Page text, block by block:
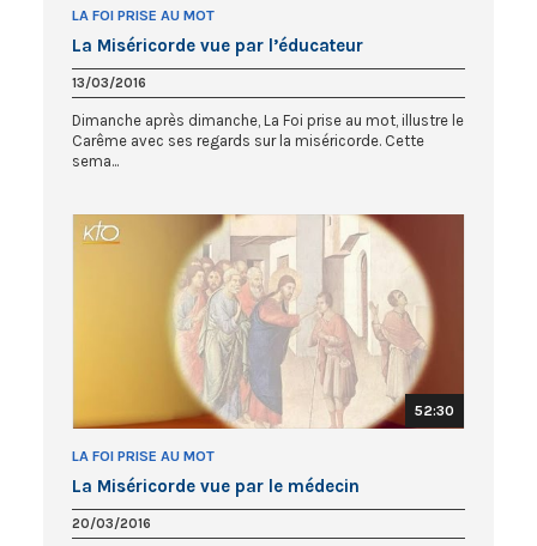
LA FOI PRISE AU MOT
La Miséricorde vue par l’éducateur
13/03/2016
Dimanche après dimanche, La Foi prise au mot, illustre le
Carême avec ses regards sur la miséricorde. Cette
sema...
52:30
LA FOI PRISE AU MOT
La Miséricorde vue par le médecin
20/03/2016